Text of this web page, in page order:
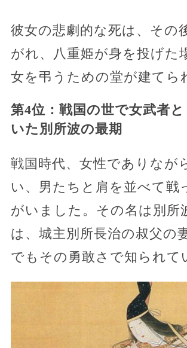
彼女の悲劇的な死は、その
がれ、八重姫が身を投げた
女を弔うための堂が建てら
第4位：戦国の世で女武者
いた別所波の最期
戦国時代、女性でありなが
い、男たちと肩を並べて戦
がいました。その名は別所
は、城主別所長治の叔父の
でもその勇敢さで知られて